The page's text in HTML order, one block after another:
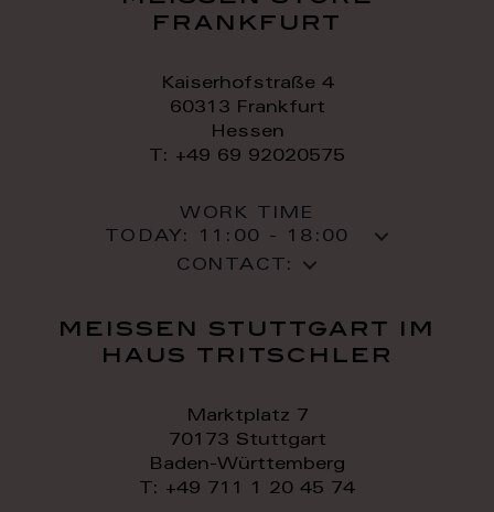
frankfurt
Kaiserhofstraße 4
60313 Frankfurt
Hessen
T: +49 69 92020575
WORK TIME
TODAY:
11:00 - 18:00
CONTACT:
meissen stuttgart im
haus tritschler
Marktplatz 7
70173 Stuttgart
Baden-Württemberg
T: +49 711 1 20 45 74